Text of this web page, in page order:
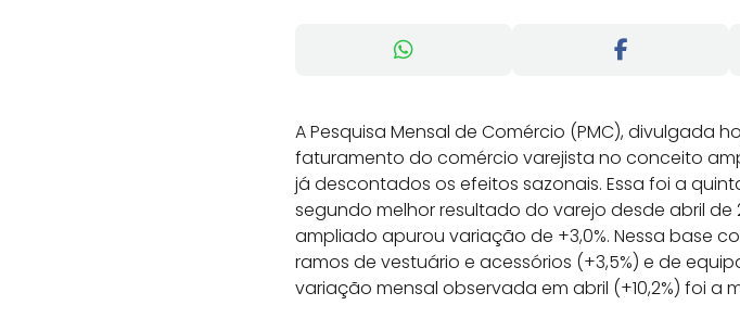
A Pesquisa Mensal de Comércio (PMC), divulgada
faturamento do comércio varejista no conceito
já descontados os efeitos sazonais. Essa foi a
segundo melhor resultado do varejo desde abril
ampliado apurou variação de +3,0%. Nessa base
ramos de vestuário e acessórios (+3,5%) e de
variação mensal observada em abril (+10,2%) foi a